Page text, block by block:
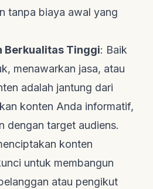
tanpa biaya awal yang
Berkualitas Tinggi: Baik
menawarkan jasa, atau
adalah jantung dari
konten Anda informatif,
dengan target audiens.
konten
untuk membangun
atau pengikut